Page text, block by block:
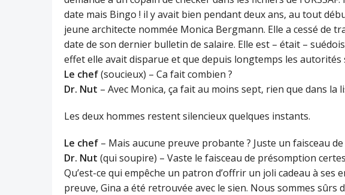
date mais Bingo ! il y avait bien pendant deux ans, au tout
jeune architecte nommée Monica Bergmann. Elle a cessé de
date de son dernier bulletin de salaire. Elle est – était –
effet elle avait disparue et que depuis longtemps les autorités
Le chef(soucieux) – Ca fait combien ?
Dr. Nut – Avec Monica, ça fait au moins sept, rien que dans la
Les deux hommes restent silencieux quelques instants.
Le chef – Mais aucune preuve probante ? Juste un faisceau
Dr. Nut (qui soupire) – Vaste le faisceau de présomption
Qu’est-ce qui empêche un patron d’offrir un joli cadeau à ses
preuve, Gina a été retrouvée avec le sien. Nous sommes sûrs